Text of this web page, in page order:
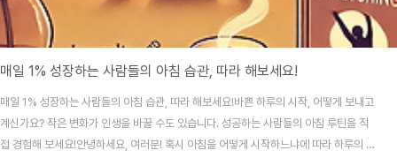
매일 1% 성장하는 사람들의 아침 습관, 따라 해보세요!
매일 1% 성장하는 사람들의 아침 습관, 따라 해보세요!바쁜 하루의 시작, 어떻게 보내고
계신가요? 작은 변화가 인생을 바꿀 수도 있습니다. 성공하는 사람들의 아침 루틴을 직
접 경험해 보세요!안녕하세요, 여러분! 혹시 아침을 어떻게 시작하느냐에 따라 하루의 질